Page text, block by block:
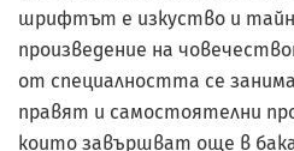
шрифтът е изкуство и
произведение на
от специалността се
правят и самостоятелни
които завършват още в